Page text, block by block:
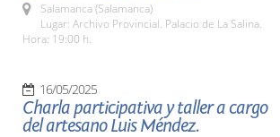
Salamanca (Salamanca)
Lugar: Archivo Provincial. Palacio de La Salina.
Hora: 19:00 h.
16/05/2025
Charla participativa y taller a cargo
del artesano Luis Méndez.